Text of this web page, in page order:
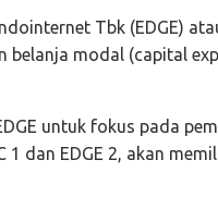
Tbk (EDGE)
belanja modal (capital
untuk fokus pada
1 dan EDGE 2, akan